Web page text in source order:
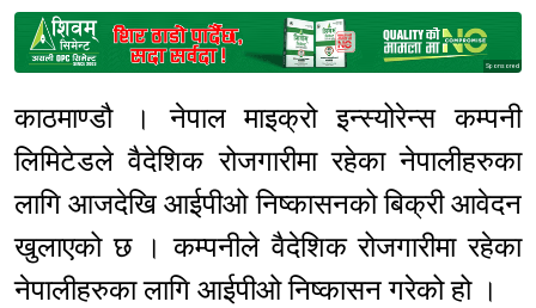
Sponsored
काठमाण्डौ । नेपाल माइक्रो इन्स्योरेन्स कम्पनी
लिमिटेडले वैदेशिक रोजगारीमा रहेका नेपालीहरुका
लागि आजदेखि आईपीओ निष्कासनको बिक्री आवेदन
खुलाएको छ । कम्पनीले वैदेशिक रोजगारीमा रहेका
नेपालीहरुका लागि आईपीओ निष्कासन गरेको हो ।